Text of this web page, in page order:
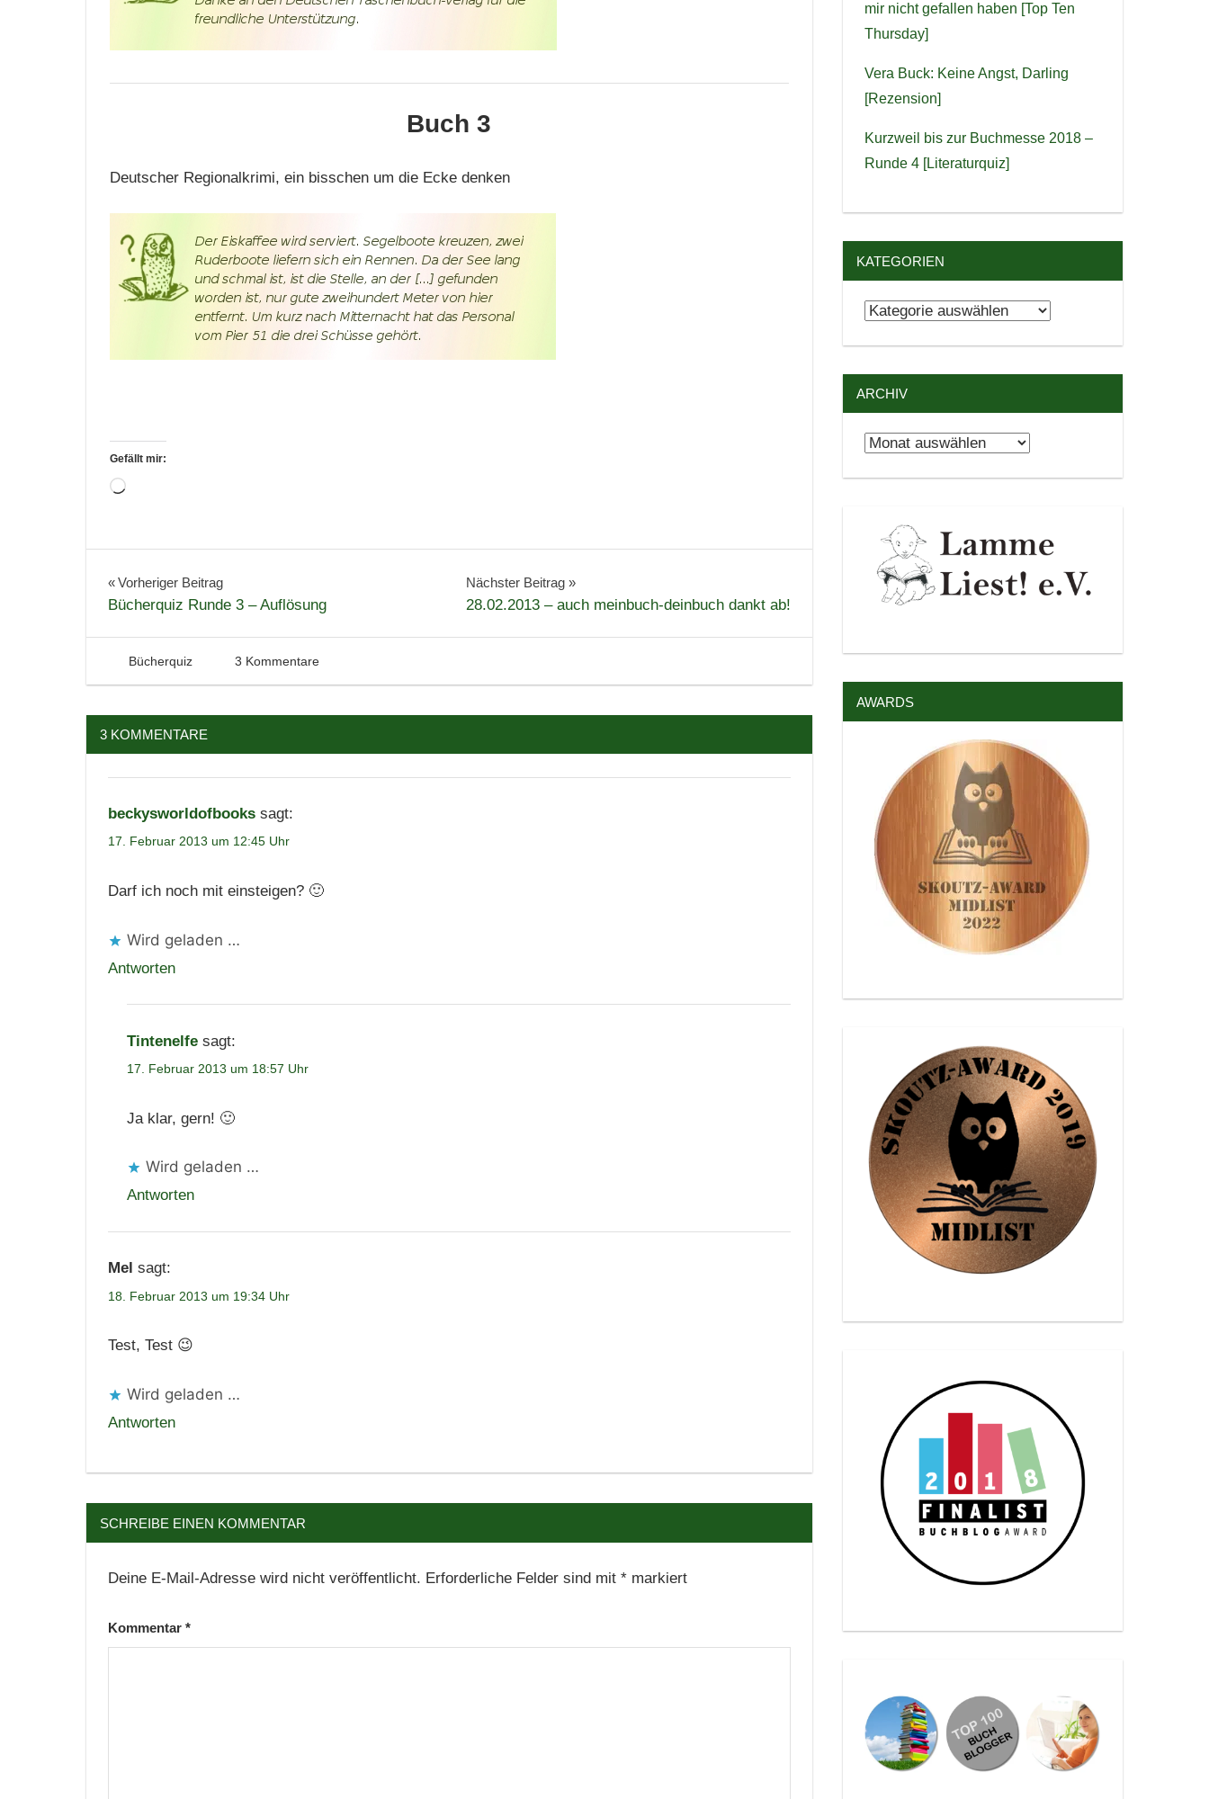
Buch 3
Deutscher Regionalkrimi, ein bisschen um die Ecke denken
Gefällt mir:
Wird
Aktion
Bücher
Lesen
Beitragsnavigation
Vorheriger Beitrag
Bücherquiz Runde 3 – Auflösung
Nächster Beitrag
28.02.2013 – auch meinbuch-deinbuch dankt ab!
17. Februar 2013
Tintenhain
Bücherquiz 3 Kommentare
3 KOMMENTARE
beckysworldofbooks sagt:
17. Februar 2013 um 12:45 Uhr
Darf ich noch mit einsteigen? 🙂
Wird geladen …
Antworten
Tintenelfe sagt:
17. Februar 2013 um 18:57 Uhr
Ja klar, gern! 🙂
Wird geladen …
Antworten
Mel sagt:
18. Februar 2013 um 19:34 Uhr
Test, Test 😉
Wird geladen …
Antworten
SCHREIBE EINEN KOMMENTAR
Deine E-Mail-Adresse wird nicht veröffentlicht. Erforderliche Felder sind mit * markiert
Kommentar *
mir nicht gefallen haben [Top Ten
Thursday]
Vera Buck: Keine Angst, Darling
[Rezension]
Kurzweil bis zur Buchmesse 2018 –
Runde 4 [Literaturquiz]
KATEGORIEN
Kategorien
ARCHIV
Archiv
AWARDS